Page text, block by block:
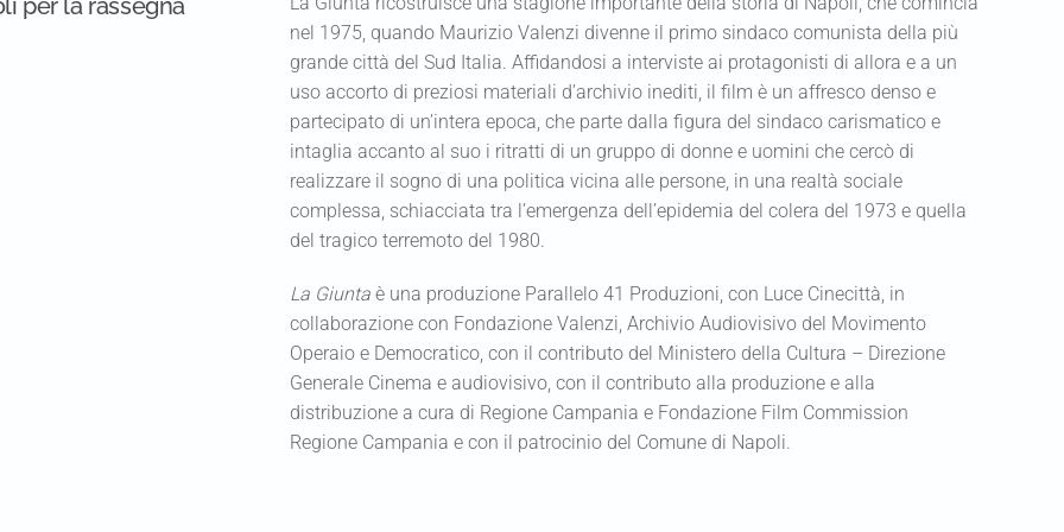
per la rassegna
nel 1975, quando Maurizio Valenzi divenne il primo sindaco comunista della più
grande città del Sud Italia. Affidandosi a interviste ai protagonisti di allora e a un
uso accorto di preziosi materiali d’archivio inediti, il film è un affresco denso e
partecipato di un’intera epoca, che parte dalla figura del sindaco carismatico e
intaglia accanto al suo i ritratti di un gruppo di donne e uomini che cercò di
realizzare il sogno di una politica vicina alle persone, in una realtà sociale
complessa, schiacciata tra l’emergenza dell’epidemia del colera del 1973 e quella
del tragico terremoto del 1980.
La Giunta è una produzione Parallelo 41 Produzioni, con Luce Cinecittà, in
collaborazione con Fondazione Valenzi, Archivio Audiovisivo del Movimento
Operaio e Democratico, con il contributo del Ministero della Cultura – Direzione
Generale Cinema e audiovisivo, con il contributo alla produzione e alla
distribuzione a cura di Regione Campania e Fondazione Film Commission
Regione Campania e con il patrocinio del Comune di Napoli.